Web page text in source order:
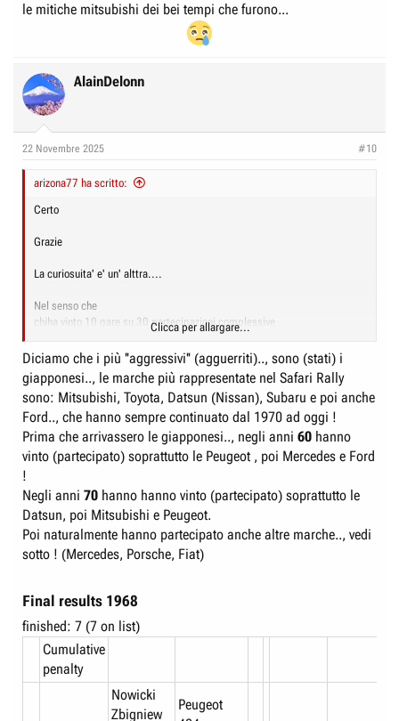
le mitiche mitsubishi dei bei tempi che furono...
AlainDelonn
22 Novembre 2025 #10
arizona77 ha scritto:
Certo
Grazie
La curiosuita' e' un' alttra....
Nel senso che
chiha vinto 10 gare su 30 partecipazioni complessive
puo' valere meno di uno che ha vinto 3 volte su 7
Clicca per allargare...
Diciamo che i più ''aggressivi'' (agguerriti).., sono (stati) i
giapponesi.., le marche più rappresentate nel Safari Rally
sono: Mitsubishi, Toyota, Datsun (Nissan), Subaru e poi anche
Ford.., che hanno sempre continuato dal 1970 ad oggi !
Prima che arrivassero le giapponesi.., negli anni 60 hanno
vinto (partecipato) soprattutto le Peugeot , poi Mercedes e Ford
!
Negli anni 70 hanno hanno vinto (partecipato) soprattutto le
Datsun, poi Mitsubishi e Peugeot.
Poi naturalmente hanno partecipato anche altre marche.., vedi
sotto ! (Mercedes, Porsche, Fiat)
Final results 1968
finished: 7 (7 on list)
Cumulative
penalty
Nowicki
Zbigniew
Peugeot